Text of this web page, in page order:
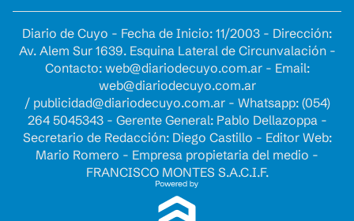
Diario de Cuyo - Fecha de Inicio: 11/2003 - Dirección:
Av. Alem Sur 1639. Esquina Lateral de Circunvalación -
Contacto: web@diariodecuyo.com.ar- Email:
web@diariodecuyo.com.ar
/ publicidad@diariodecuyo.com.ar- Whatsapp: (054)
264 5045343 - Gerente General: Pablo Dellazoppa -
Secretario de Redacción: Diego Castillo - Editor Web:
Mario Romero - Empresa propietaria del medio -
FRANCISCO MONTES S.A.C.I.F.